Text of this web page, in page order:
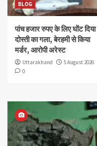
BLOG
पांच हजार रुपए के लिए घोंट दिया
दोस्ती का गला, बेरहमी से किया
मर्डर, आरोपी अरेस्ट
Uttarakhand
5 August 2026
0